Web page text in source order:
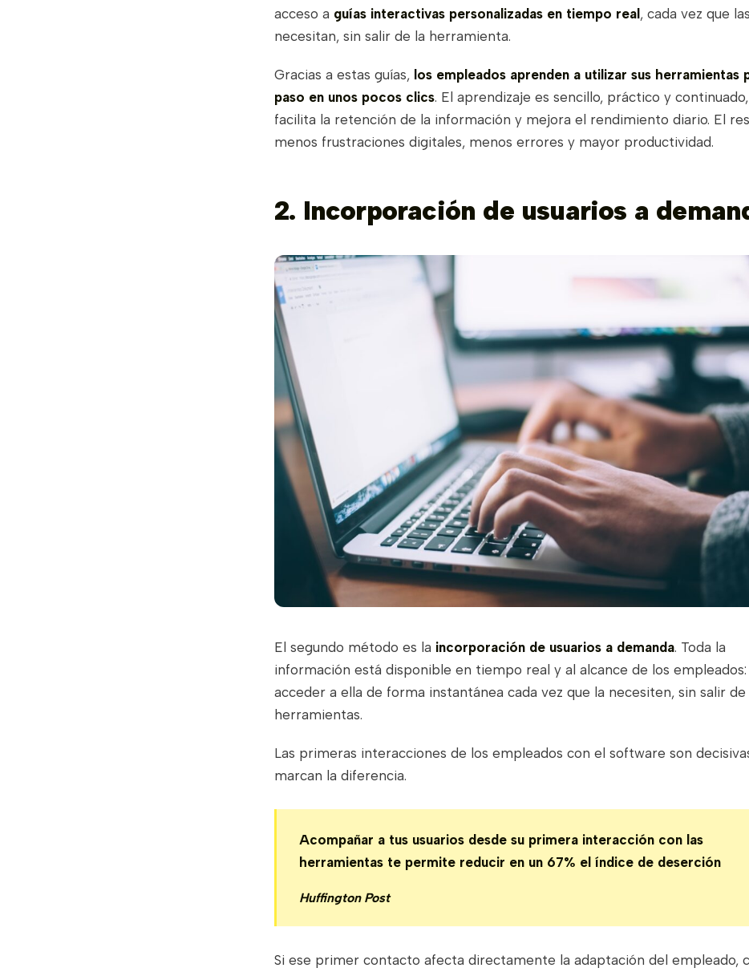
acceso a guías interactivas personalizadas en tiempo real , cada vez que las
necesitan, sin salir de la herramienta.
Gracias a estas guías, los empleados aprenden a utilizar sus herramientas
paso en unos pocos clics. El aprendizaje es sencillo, práctico y
facilita la retención de la información y mejora el rendimiento diario. El
menos frustraciones digitales, menos errores y mayor productividad.
2. Incorporación de usuarios a
El segundo método es la incorporación de usuarios a demanda. Toda la
información está disponible en tiempo real y al alcance de los
acceder a ella de forma instantánea cada vez que la necesiten, sin salir de
herramientas.
Las primeras interacciones de los empleados con el software son
marcan la diferencia.
Acompañar a tus usuarios desde su primera interacción con las
herramientas te permite reducir en un 67% el índice de deserción
Huffington Post
Si ese primer contacto afecta directamente la adaptación del empleado,